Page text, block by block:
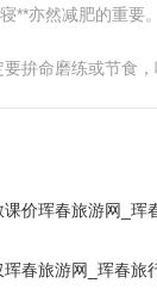
**亦然减肥的重要
拚命磨练或节食
价珲春旅游网_珲
珲春旅游网_珲春旅